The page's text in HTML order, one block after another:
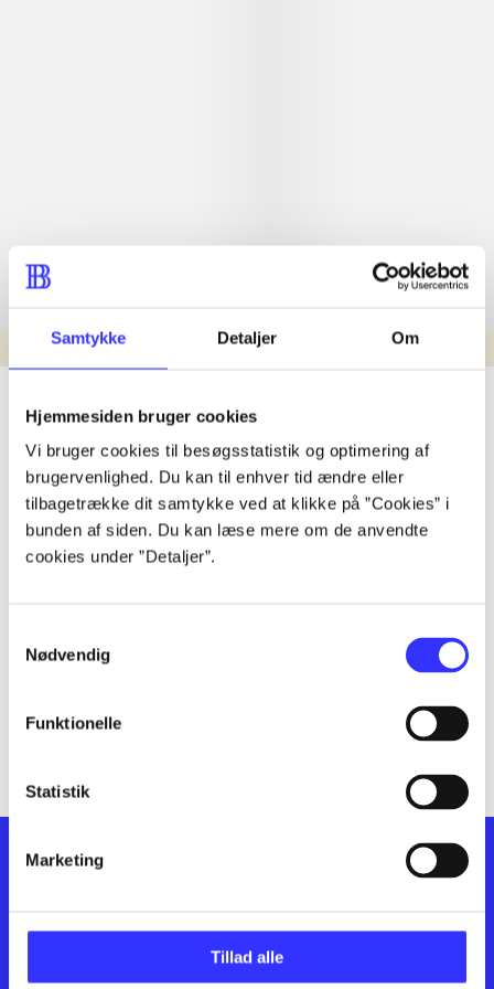
Samtykke Detaljer Om
Hjemmesiden bruger cookies
Vi bruger cookies til besøgsstatistik og optimering af
brugervenlighed. Du kan til enhver tid ændre eller
tilbagetrække dit samtykke ved at klikke på ”Cookies” i
bunden af siden. Du kan læse mere om de anvendte
cookies under ”Detaljer”.
Nødvendig
Funktionelle
Statistik
Marketing
Tillad alle
Nyhed
lorem ipsum dolor sit amet ...
lorem ipsum dolor sit amet ...
lorem ipsum dolor sit amet ...
lorem ipsum dolor sit amet ...
lorem ipsum dolor sit amet ...
lorem ipsum dolor sit amet ...